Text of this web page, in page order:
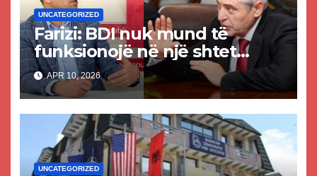
UNCATEGORIZED
Farizi: BDI nuk mund të
funksionojë në një shtet
juridik, por vetëm në
ilegalitet, sepse prej andej
kanë ardhur!
APR 10, 2026
UNCATEGORIZED